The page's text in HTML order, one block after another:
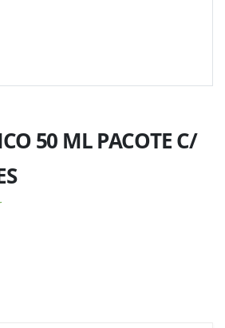
50 ML PACOTE C/